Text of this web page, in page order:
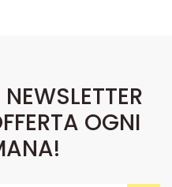
OGNI